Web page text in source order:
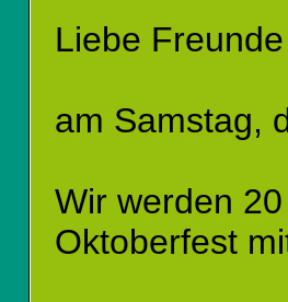
Liebe
am Samstag,
Wir werden
Oktoberfest